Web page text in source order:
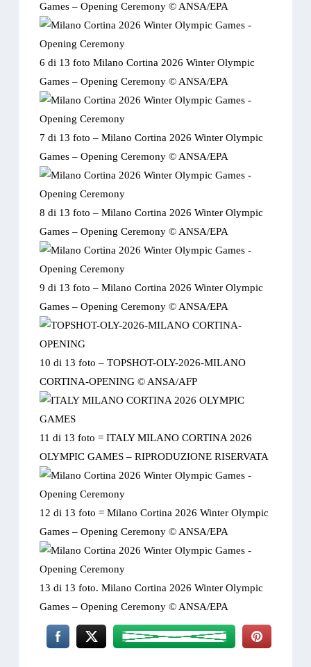
Games – Opening Ceremony © ANSA/EPA
6 di 13 fotoMilano Cortina 2026 Winter Olympic
Games – Opening Ceremony © ANSA/EPA
7 di 13 foto –Milano Cortina 2026 Winter Olympic
Games – Opening Ceremony © ANSA/EPA
8 di 13 foto –Milano Cortina 2026 Winter Olympic
Games – Opening Ceremony © ANSA/EPA
9 di 13 foto –Milano Cortina 2026 Winter Olympic
Games – Opening Ceremony © ANSA/EPA
10 di 13 foto –TOPSHOT-OLY-2026-MILANO
CORTINA-OPENING © ANSA/AFP
11 di 13 foto =ITALY MILANO CORTINA 2026
OLYMPIC GAMES – RIPRODUZIONE RISERVATA
12 di 13 foto =Milano Cortina 2026 Winter Olympic
Games – Opening Ceremony © ANSA/EPA
13 di 13 foto. Milano Cortina 2026 Winter Olympic
Games – Opening Ceremony © ANSA/EPA